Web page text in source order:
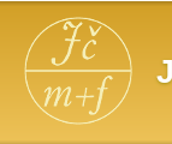
Hlavní menu